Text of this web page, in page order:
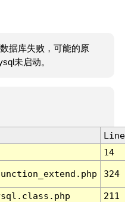
据库失败，可能的原
未启动。
Line
14
324
211